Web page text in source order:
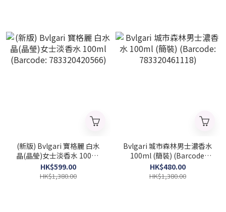
(新版) Bvlgari 寶格麗 白水
晶(晶瑩)女士淡香水 100ml
(Barcode: 783320420566)
HK$599.00
HK$1,380.00
Bvlgari 城市森林男士濃香水
100ml (簡裝) (Barcode:
783320461118)
HK$480.00
HK$1,380.00